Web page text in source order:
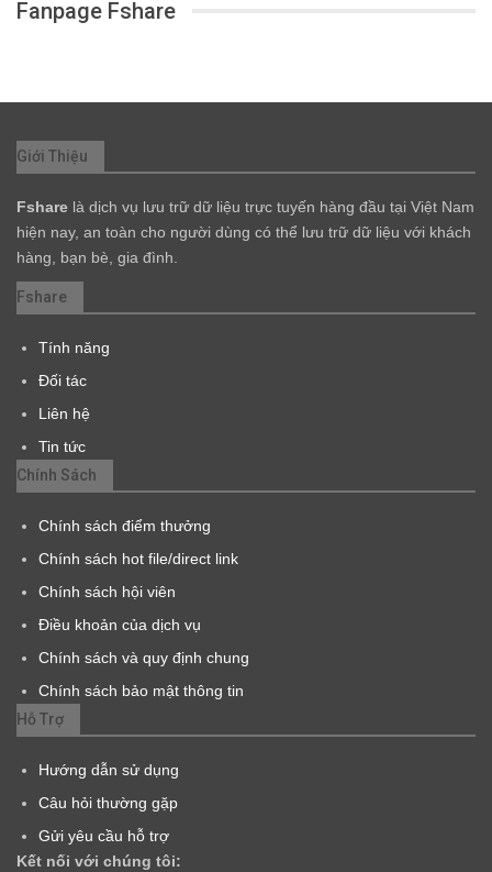
Fanpage Fshare
Giới Thiệu
Fshare là dịch vụ lưu trữ dữ liệu trực tuyến hàng đầu tại Việt Nam
hiện nay, an toàn cho người dùng có thể lưu trữ dữ liệu với khách
hàng, bạn bè, gia đình.
Fshare
Tính năng
Đối tác
Liên hệ
Tin tức
Chính Sách
Chính sách điểm thưởng
Chính sách hot file/direct link
Chính sách hội viên
Điều khoản của dịch vụ
Chính sách và quy định chung
Chính sách bảo mật thông tin
Hỗ Trợ
Hướng dẫn sử dụng
Câu hỏi thường gặp
Gửi yêu cầu hỗ trợ
Kết nối với chúng tôi: